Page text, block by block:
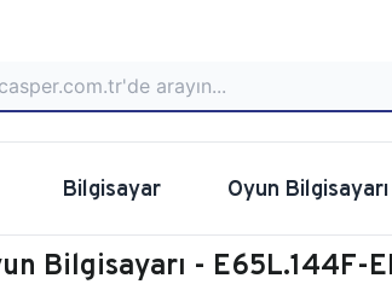
Bilgisayar Oyun Bilgisayarı
Bilgisayarı - E65L.144F-